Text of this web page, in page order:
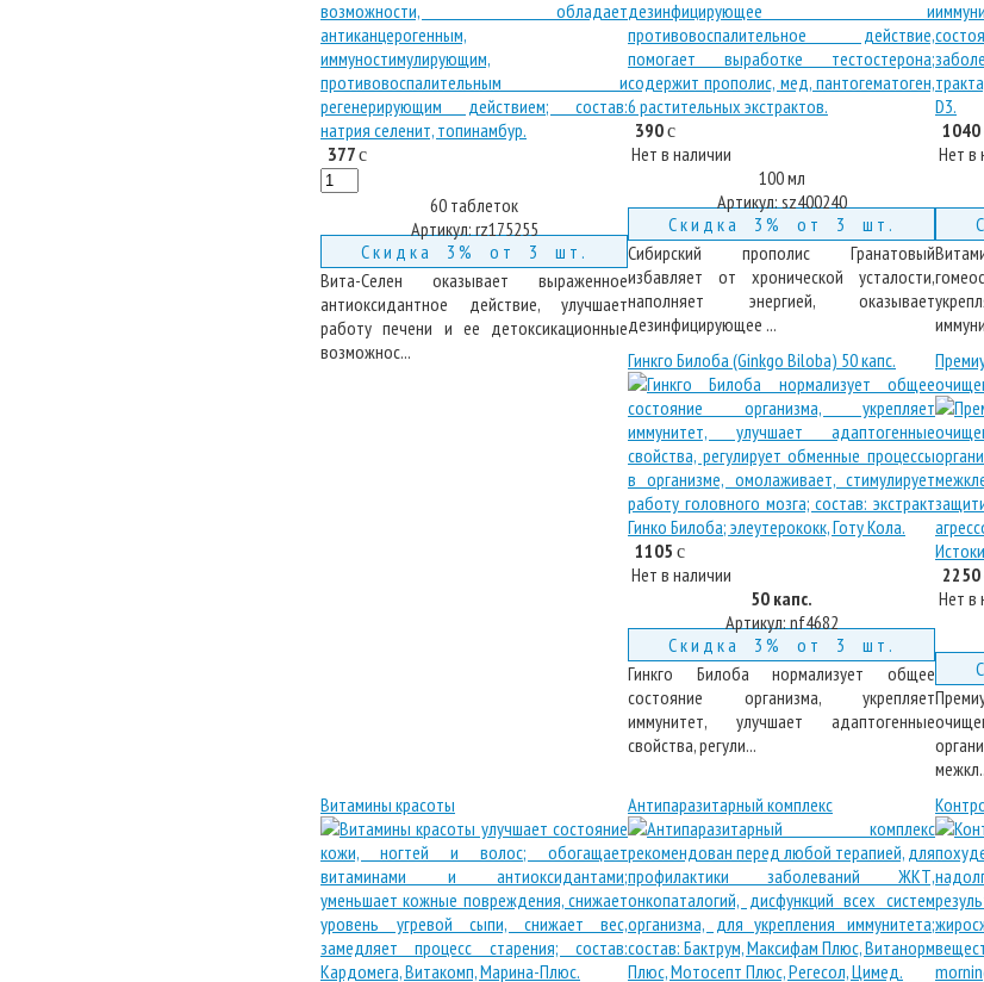
377c
60 таблеток
Артикул: rz175255
Скидка 3% от 3 шт.
Вита-Селен оказывает выраженное
антиоксидантное действие, улучшает
работу печени и ее детоксикационные
возможнос...
390c
Нет в наличии
100 мл
Артикул:sz400240
Скидка 3% от 3 шт.
Сибирский прополис Гранатовый
избавляет от хронической усталости,
наполняет энергией, оказывает
дезинфицирующее ...
1040
Нет в
Гинкго Билоба (Ginkgo Biloba) 50 капс.
1105 c
Нет в наличии
50 капс.
Артикул:nf4682
Скидка 3% от 3 шт.
Гинкго Билоба нормализует общее
состояние организма, укрепляет
иммунитет, улучшает адаптогенные
свойства, регули...
2250
Нет в
Витамины красоты
Антипаразитарный комплекс